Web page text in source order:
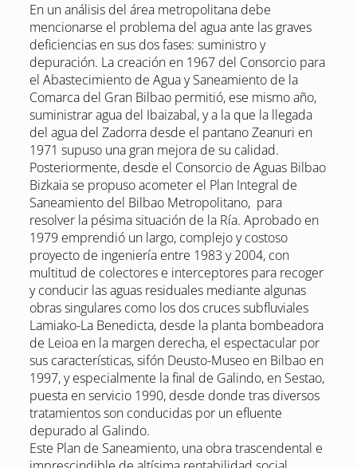
En un análisis del área metropolitana debe
mencionarse el problema del agua ante las graves
deficiencias en sus dos fases: suministro y
depuración. La creación en 1967 del Consorcio para
el Abastecimiento de Agua y Saneamiento de la
Comarca del Gran Bilbao permitió, ese mismo año,
suministrar agua del Ibaizabal, y a la que la llegada
del agua del Zadorra desde el pantano Zeanuri en
1971 supuso una gran mejora de su calidad.
Posteriormente, desde el Consorcio de Aguas Bilbao
Bizkaia se propuso acometer el Plan Integral de
Saneamiento del Bilbao Metropolitano, para
resolver la pésima situación de la Ría. Aprobado en
1979 emprendió un largo, complejo y costoso
proyecto de ingeniería entre 1983 y 2004, con
multitud de colectores e interceptores para recoger
y conducir las aguas residuales mediante algunas
obras singulares como los dos cruces subfluviales
Lamiako-La Benedicta, desde la planta bombeadora
de Leioa en la margen derecha, el espectacular por
sus características, sifón Deusto-Museo en Bilbao en
1997, y especialmente la final de Galindo, en Sestao,
puesta en servicio 1990, desde donde tras diversos
tratamientos son conducidas por un efluente
depurado al Galindo.
Este Plan de Saneamiento, una obra trascendental e